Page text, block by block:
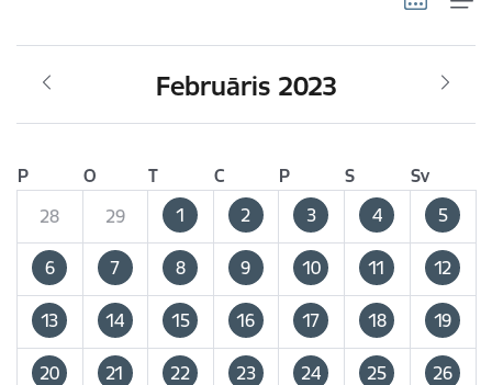
Februāris 2023
P O T C P S
Sv
28
29 1 2 3 4 5
6 7 8 9 10 11 12
13 14 15 16 17 18 19
20 21 22 23 24 25 26